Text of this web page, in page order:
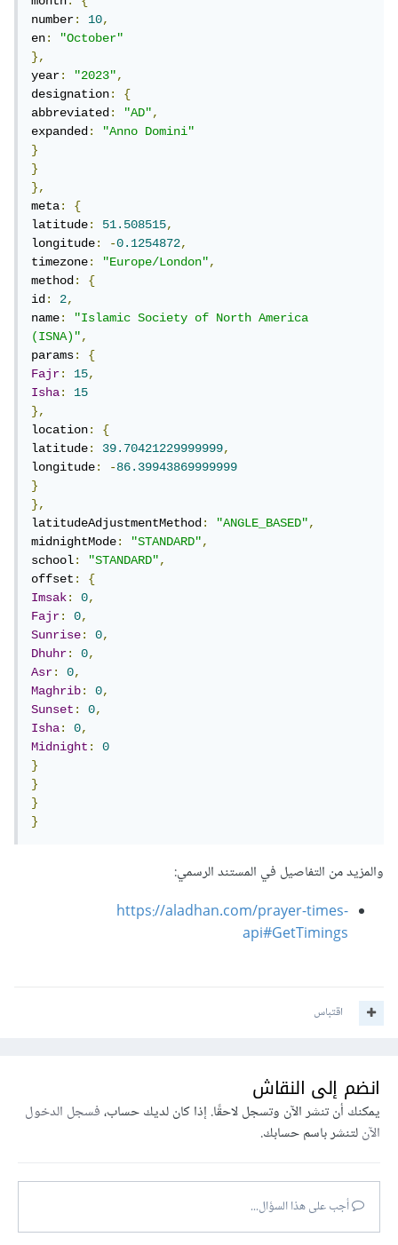
number: 10,
en:
"October"
},
year: "2023",
designation:
{
abbreviated: "AD",
expanded:
"Anno Domini"
}
}
},
meta:
{
latitude: 51.508515,
longitude: -0.1254872,
timezone: "Europe/London",
method:
{
id: 2,
name:
"Islamic Society of North America
(ISNA)",
params:
{
Fajr: 15,
Isha:
15
},
location:
{
latitude: 39.70421229999999,
longitude: -86.39943869999999
}
},
latitudeAdjustmentMethod: "ANGLE_BASED",
midnightMode: "STANDARD",
school: "STANDARD",
offset:
{
Imsak: 0,
Fajr: 0,
Sunrise: 0,
Dhuhr: 0,
Asr: 0,
Maghrib: 0,
Sunset: 0,
Isha: 0,
Midnight:
0
}
}
}
}
والمزيد من التفاصيل في المستند الرسمي:
https://aladhan.com/prayer-times-
api#GetTimings
اقتباس
انضم إلى النقاش
يمكنك أن تنشر الآن وتسجل لاحقًا. إذا كان لديك حساب،فسجل الدخول
الآنلتنشر باسم حسابك.
أجب على هذا السؤال...